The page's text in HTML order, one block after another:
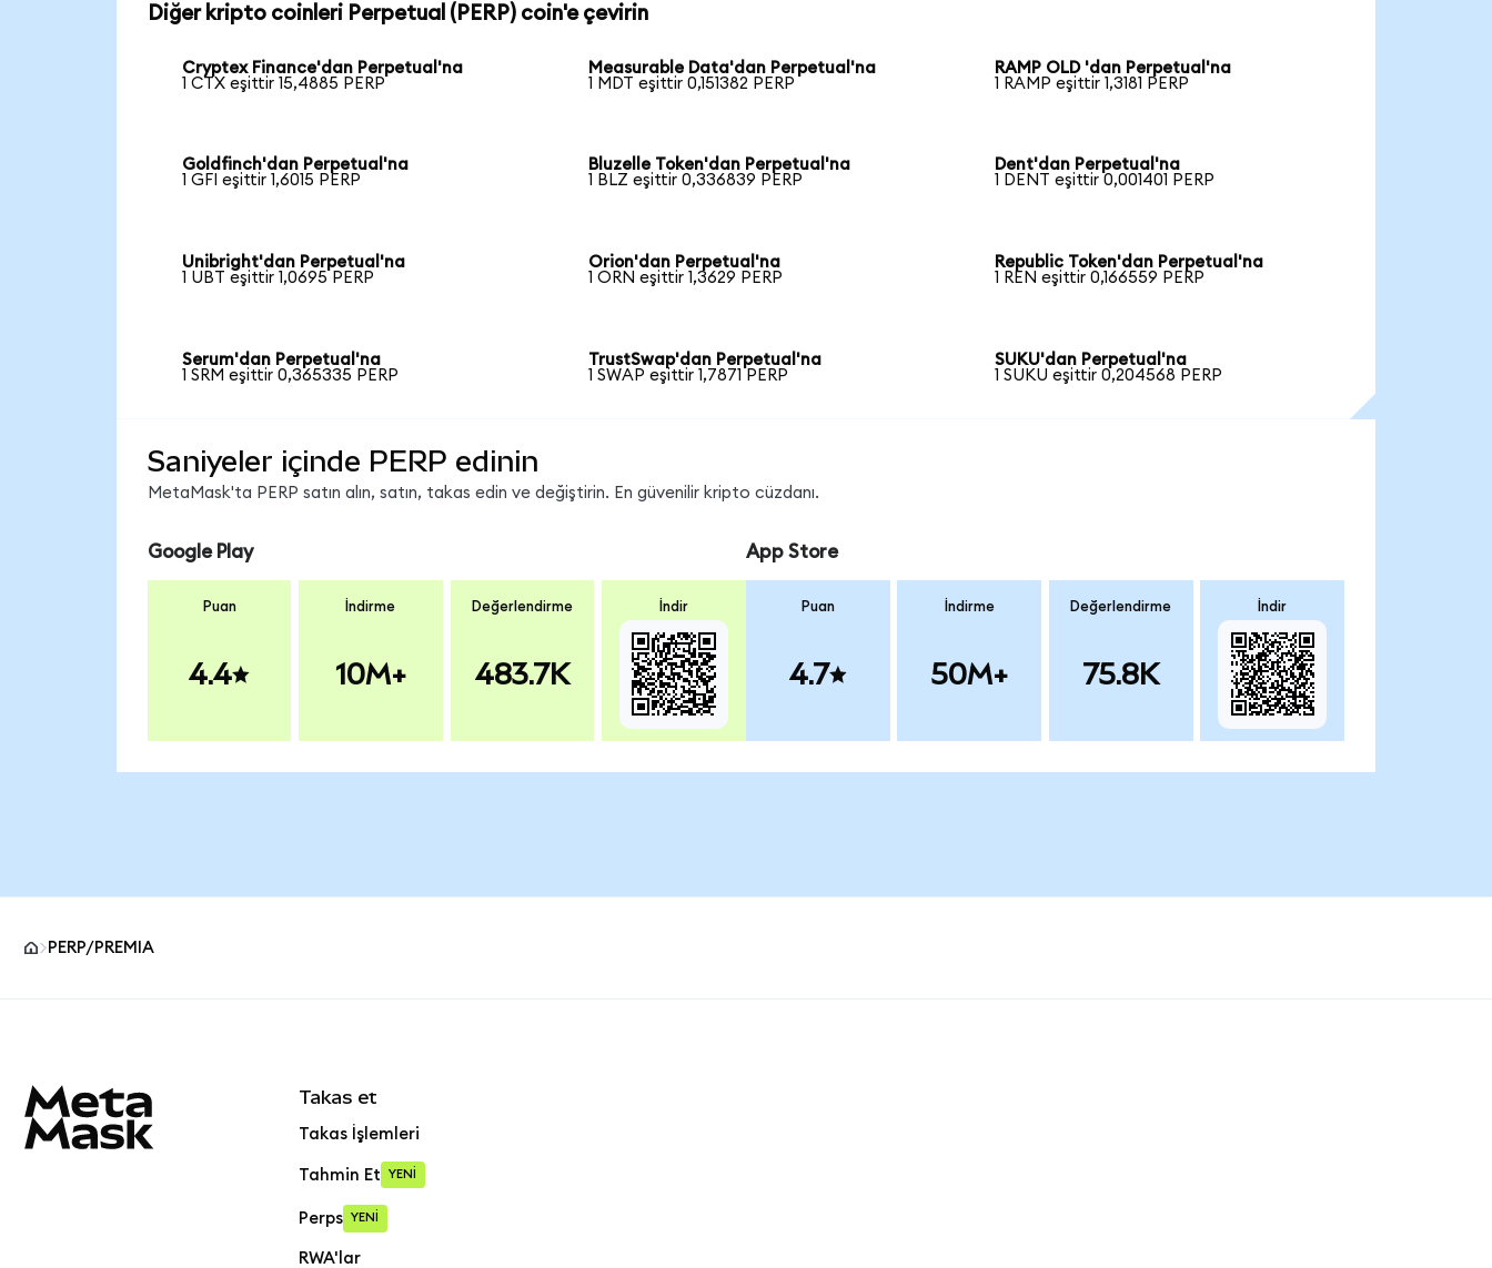
Diğer kripto coinleri Perpetual (PERP) coin'e çevirin
Cryptex Finance'dan Perpetual'na
1 CTX eşittir 15,4885 PERP
Measurable Data'dan Perpetual'na
1 MDT eşittir 0,151382 PERP
RAMP OLD 'dan Perpetual'na
1 RAMP eşittir 1,3181 PERP
Goldfinch'dan Perpetual'na
1 GFI eşittir 1,6015 PERP
Bluzelle Token'dan Perpetual'na
1 BLZ eşittir 0,336839 PERP
Dent'dan Perpetual'na
1 DENT eşittir 0,001401 PERP
Unibright'dan Perpetual'na
1 UBT eşittir 1,0695 PERP
Orion'dan Perpetual'na
1 ORN eşittir 1,3629 PERP
Republic Token'dan Perpetual'na
1 REN eşittir 0,166559 PERP
Serum'dan Perpetual'na
1 SRM eşittir 0,365335 PERP
TrustSwap'dan Perpetual'na
1 SWAP eşittir 1,7871 PERP
SUKU'dan Perpetual'na
1 SUKU eşittir 0,204568 PERP
Saniyeler içinde PERP edinin
MetaMask'ta PERP satın alın, satın, takas edin ve değiştirin. En güvenilir kripto cüzdanı.
Google Play
Puan
4.4
İndirme
10M+
Değerlendirme
483.7K
İndir
App Store
Puan
4.7
İndirme
50M+
Değerlendirme
75.8K
İndir
PERP/PREMIA
Takas et
Takas İşlemleri
Tahmin Et YENİ
Perps YENİ
RWA'lar